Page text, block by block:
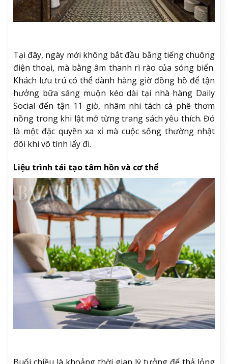
Tại đây, ngày mới không bắt đầu bằng tiếng chuông
điện thoại, mà bằng âm thanh rì rào của sóng biển.
Khách lưu trú có thể dành hàng giờ đồng hồ để tận
hưởng bữa sáng muộn kéo dài tại nhà hàng Daily
Social đến tận 11 giờ, nhâm nhi tách cà phê thơm
nồng trong khi lật mở từng trang sách yêu thích. Đó
là một đặc quyền xa xỉ mà cuộc sống thường nhật
đôi khi vô tình lấy đi.
Liệu trình tái tạo tâm hồn và cơ thể
Buổi chiều là khoảng thời gian lý tưởng để thả lỏng